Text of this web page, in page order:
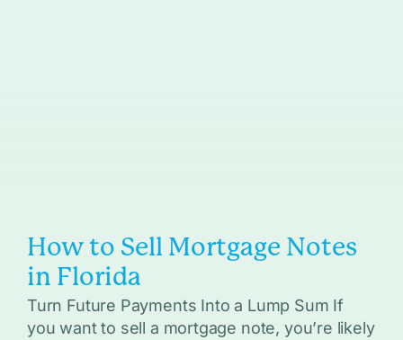
How to Sell Mortgage Notes
in Florida
Turn Future Payments Into a Lump Sum If
you want to sell a mortgage note, you’re likely